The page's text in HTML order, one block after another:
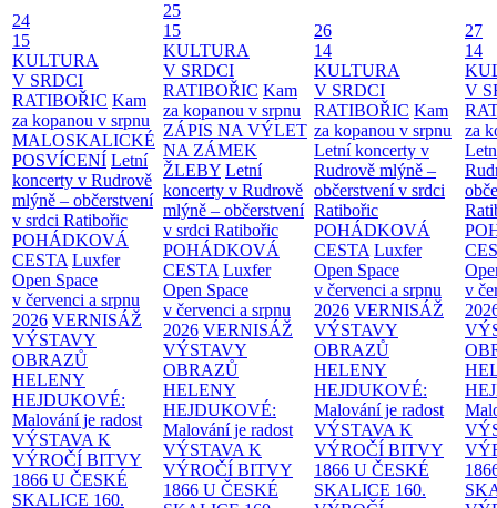
24
15
KULTURA
V SRDCI
RATIBOŘIC Kam
za kopanou v srpnu
MALOSKALICKÉ
POSVÍCENÍ Letní
koncerty v Rudrově
mlýně – občerstvení
v srdci Ratibořic
POHÁDKOVÁ
CESTA Luxfer
Open Space
v červenci a srpnu
2026 VERNISÁŽ
VÝSTAVY
OBRAZŮ
HELENY
HEJDUKOVÉ:
Malování je radost
VÝSTAVA K
VÝROČÍ BITVY
1866 U ČESKÉ
SKALICE 160.
25
15
KULTURA
V SRDCI
RATIBOŘIC Kam
za kopanou v srpnu
ZÁPIS NA VÝLET
NA ZÁMEK
ŽLEBY Letní
koncerty v Rudrově
mlýně – občerstvení
v srdci Ratibořic
POHÁDKOVÁ
CESTA Luxfer
Open Space
v červenci a srpnu
2026 VERNISÁŽ
VÝSTAVY
OBRAZŮ
HELENY
HEJDUKOVÉ:
Malování je radost
VÝSTAVA K
VÝROČÍ BITVY
1866 U ČESKÉ
26
14
KULTURA
V SRDCI
RATIBOŘIC Kam
za kopanou v srpnu
Letní koncerty v
Rudrově mlýně –
občerstvení v srdci
Ratibořic
POHÁDKOVÁ
CESTA Luxfer
Open Space
v červenci a srpnu
2026 VERNISÁŽ
VÝSTAVY
OBRAZŮ
HELENY
HEJDUKOVÉ:
Malování je radost
VÝSTAVA K
VÝROČÍ BITVY
1866 U ČESKÉ
SKALICE 160.
27
14
V
za
v